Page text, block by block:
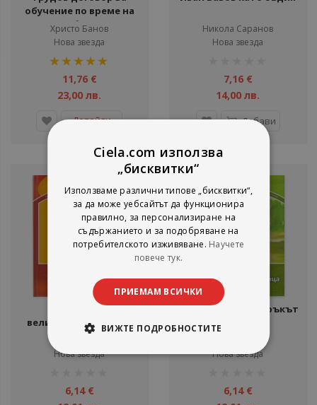
обучение по време на
работа
Христо Банов
Нова звезда
рейтинг:
100%11,76 €
23,00 лв.
Детайли
Никола Саранов
Нова звезда
7,16 €
14,00 лв.
Добави
Крис, Маги и
великденското яйце
Нова звезда
6,14 €
Крис, Маги и подаръкът
за Цветница
Нова звезда
6,14 €
Ciela.com използва
„бисквитки“
Използваме различни типове „бисквитки“,
за да може уебсайтът да функционира
правилно, за персонализиране на
съдържанието и за подобряване на
потребителското изживяване. Научете
повече тук.
ПРИЕМАМ ВСИЧКИ
ВИЖТЕ ПОДРОБНОСТИТЕ